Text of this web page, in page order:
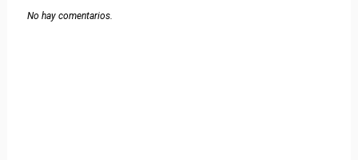
No hay comentarios.